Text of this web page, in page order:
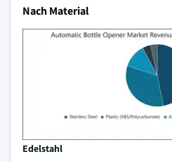
Nach Material
Edelstahl